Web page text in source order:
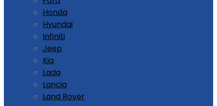
Honda
Hyundai
Infiniti
Jeep
Kia
Lada
Lancia
Land Rover